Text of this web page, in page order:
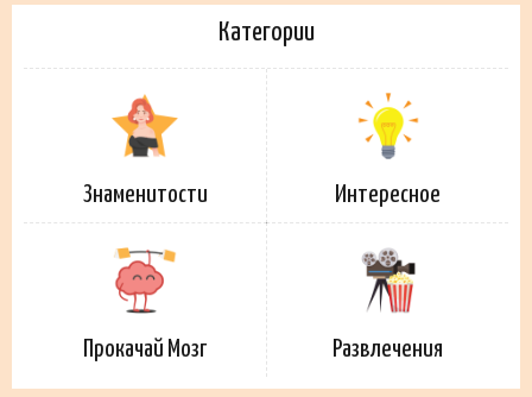
Категории
Знаменитости Интересное
Прокачай Мозг Развлечения